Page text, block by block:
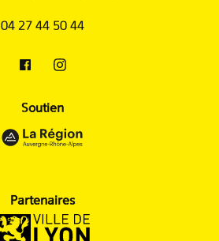
04 27 44 50 44
Soutien
Partenaires